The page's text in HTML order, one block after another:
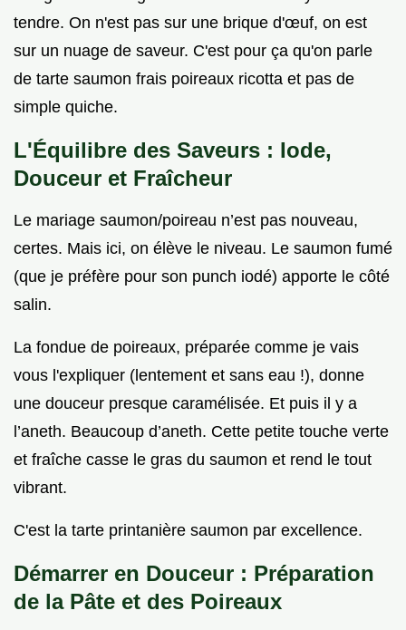
tendre. On n'est pas sur une brique d'œuf, on est
sur un nuage de saveur. C'est pour ça qu'on parle
de tarte saumon frais poireaux ricotta et pas de
simple quiche.
L'Équilibre des Saveurs : Iode,
Douceur et Fraîcheur
Le mariage saumon/poireau n’est pas nouveau,
certes. Mais ici, on élève le niveau. Le saumon fumé
(que je préfère pour son punch iodé) apporte le côté
salin.
La fondue de poireaux, préparée comme je vais
vous l'expliquer (lentement et sans eau !), donne
une douceur presque caramélisée. Et puis il y a
l’aneth. Beaucoup d’aneth. Cette petite touche verte
et fraîche casse le gras du saumon et rend le tout
vibrant.
C'est la tarte printanière saumon par excellence.
Démarrer en Douceur : Préparation
de la Pâte et des Poireaux